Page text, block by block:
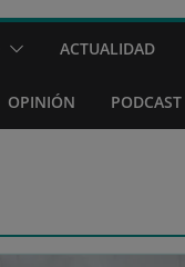
ACTUALIDAD
OPINIÓN PODCAST